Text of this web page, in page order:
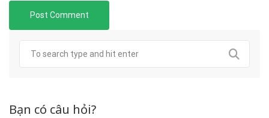
Bạn có câu hỏi?